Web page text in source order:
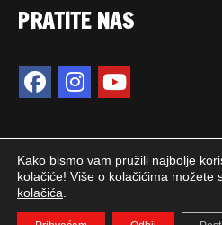
PRATITE NAS
2024. © JUGinfo.hr / Sva prava
Kako bismo vam pružili najbolje
kolačiće! Više o kolačićima možete
kolačića